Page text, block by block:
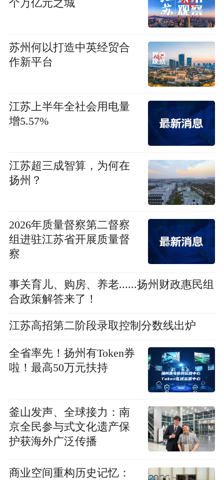
个万亿元之城
苏州何以打造中英经贸合
作新平台
江苏上半年全社会用电量
增5.57%
江苏超三成智算，为何在
扬州？
2026年质量督察第二督察
组进驻江苏省开展质量督
察
事关育儿、购房、养老......扬州财政惠民组
合政策解答来了！
江苏高招第二阶段录取控制分数线出炉
全省率先！扬州有Token券
啦！最高50万元扶持
釜山发声、全球接力：南
京全民参与式文化遗产保
护获海外广泛传播
商业空间重构历史记忆：